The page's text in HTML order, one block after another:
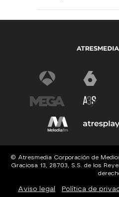
© Atresmedia Corporación de
Graciosa 13, 28703, S.S. de los
Aviso legal Política de